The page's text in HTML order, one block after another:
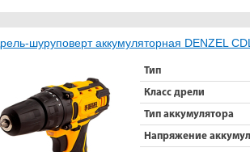
шуруповерт аккумуляторная DENZEL
Тип
Класс дрели
Тип аккумулятора
Напряжение